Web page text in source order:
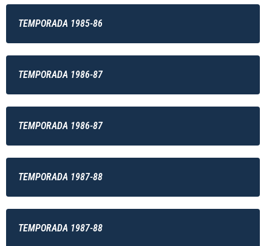
TEMPORADA 1985-86
TEMPORADA 1986-87
TEMPORADA 1986-87
TEMPORADA 1987-88
TEMPORADA 1987-88